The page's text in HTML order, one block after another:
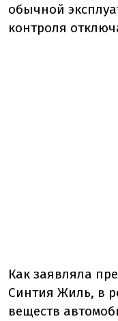
обычной
контроля
Как заявляла
Синтия Жиль, в
веществ